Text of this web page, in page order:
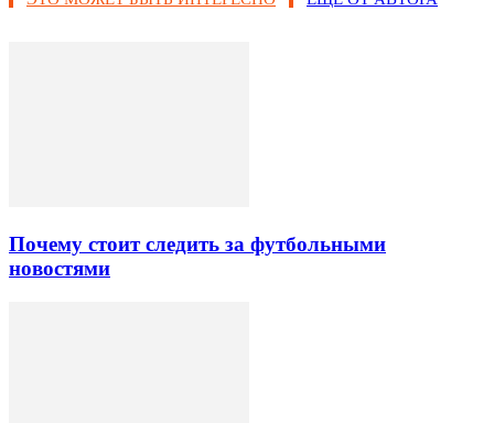
Почему стоит следить за футбольными
новостями